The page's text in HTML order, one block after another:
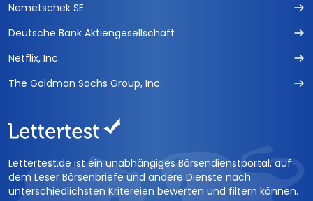
Nemetschek SE
Deutsche Bank Aktiengesellschaft
Netflix, Inc.
The Goldman Sachs Group, Inc.
Lettertest.de ist ein unabhängiges Börsendienstportal, auf
dem Leser Börsenbriefe und andere Dienste nach
unterschiedlichsten Kritereien bewerten und filtern können.